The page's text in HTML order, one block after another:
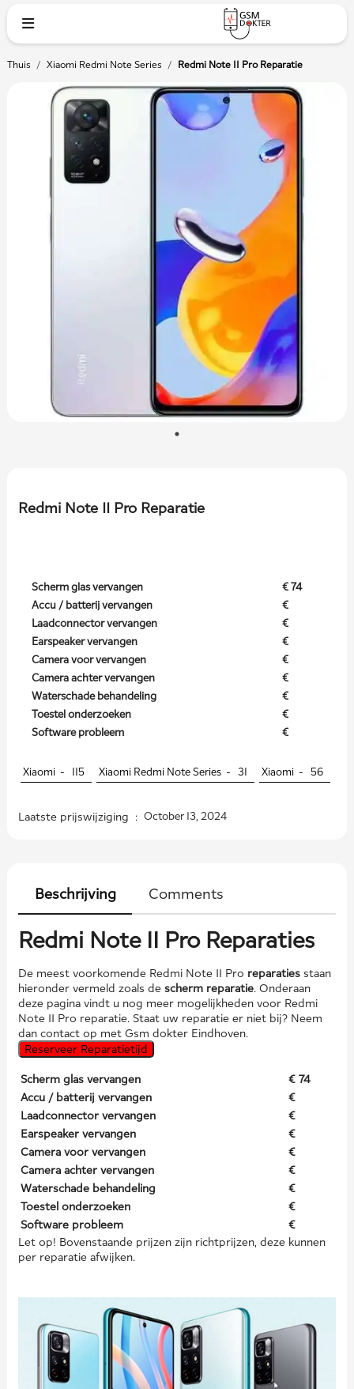
Thuis / Xiaomi Redmi Note Series / Redmi Note 11 Pro Reparatie
Redmi Note 11 Pro Reparatie
Scherm glas vervangen
€ 74
Accu / batterij vervangen
€
Laadconnector vervangen
€
Earspeaker vervangen
€
Camera voor vervangen
€
Camera achter vervangen
€
Waterschade behandeling
€
Toestel onderzoeken
€
Software probleem
€
Xiaomi - 115 Xiaomi Redmi Note Series - 31 Xiaomi - 56
Laatste prijswijziging : October 13, 2024
Beschrijving Comments
Redmi Note 11 Pro Reparaties
De meest voorkomende Redmi Note 11 Pro reparatiesstaan
hieronder vermeld zoals de scherm reparatie. Onderaan
deze pagina vindt u nog meer mogelijkheden voor Redmi
Note 11 Pro reparatie. Staat uw reparatie er niet bij? Neem
dan contact op met Gsm dokter Eindhoven.
Reserveer Reparatietijd
Scherm glas vervangen
€ 74
Accu / batterij vervangen
€
Laadconnector vervangen
€
Earspeaker vervangen
€
Camera voor vervangen
€
Camera achter vervangen
€
Waterschade behandeling
€
Toestel onderzoeken
€
Software probleem
€
Let op! Bovenstaande prijzen zijn richtprijzen, deze kunnen
per reparatie afwijken.